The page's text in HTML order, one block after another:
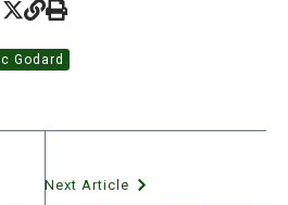
Godard
Next Article